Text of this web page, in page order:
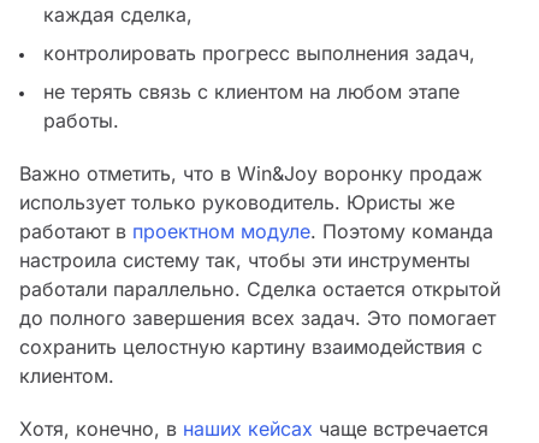
каждая сделка,
контролировать прогресс выполнения задач,
не терять связь с клиентом на любом этапе
работы.
Важно отметить, что в Win&Joy воронку продаж
использует только руководитель. Юристы же
работают в проектном модуле. Поэтому команда
настроила систему так, чтобы эти инструменты
работали параллельно. Сделка остается открытой
до полного завершения всех задач. Это помогает
сохранить целостную картину взаимодействия с
клиентом.
Хотя, конечно, в наших кейсах чаще встречается